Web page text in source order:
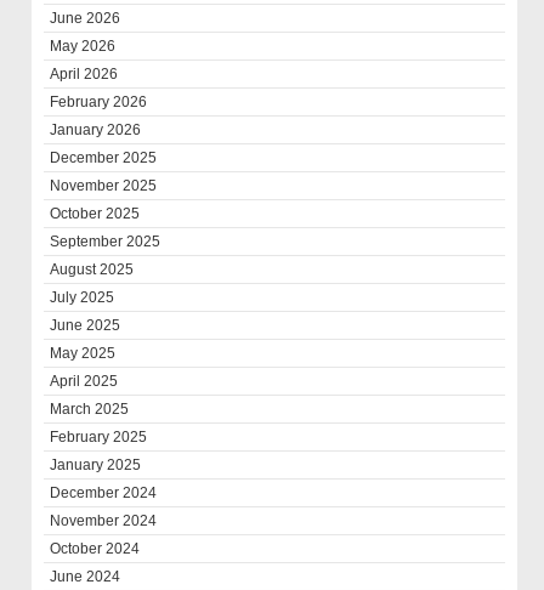
June 2026
May 2026
April 2026
February 2026
January 2026
December 2025
November 2025
October 2025
September 2025
August 2025
July 2025
June 2025
May 2025
April 2025
March 2025
February 2025
January 2025
December 2024
November 2024
October 2024
June 2024